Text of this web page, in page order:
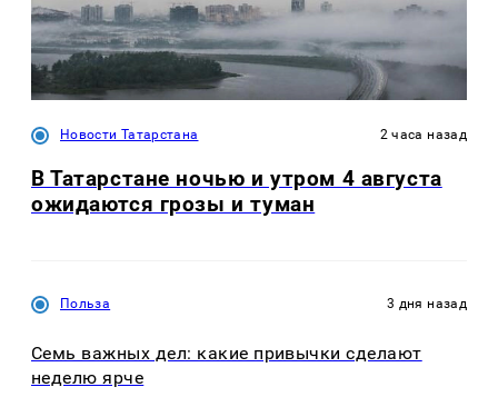
Новости Татарстана 2 часа назад
В Татарстане ночью и утром 4 августа
ожидаются грозы и туман
Польза 3 дня назад
Семь важных дел: какие привычки сделают
неделю ярче